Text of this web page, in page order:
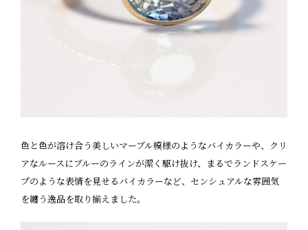
色と色が溶け合う美しいマーブル模様のようなバイカラーや、クリ
アなルースにブルーのラインが潔く駆け抜け、まるでランドスケー
プのような表情を見せるバイカラーなど、センシュアルな雰囲気
を纏う逸品を取り揃えました。